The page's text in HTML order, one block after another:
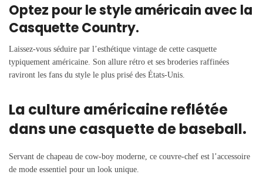
Optez pour le style américain avec la
Casquette Country.
Laissez-vous séduire par l’esthétique vintage de cette casquette
typiquement américaine. Son allure rétro et ses broderies raffinées
raviront les fans du style le plus prisé des États-Unis.
La culture américaine reflétée
dans une casquette de baseball.
Servant de chapeau de cow-boy moderne, ce couvre-chef est l’accessoire
de mode essentiel pour un look unique.